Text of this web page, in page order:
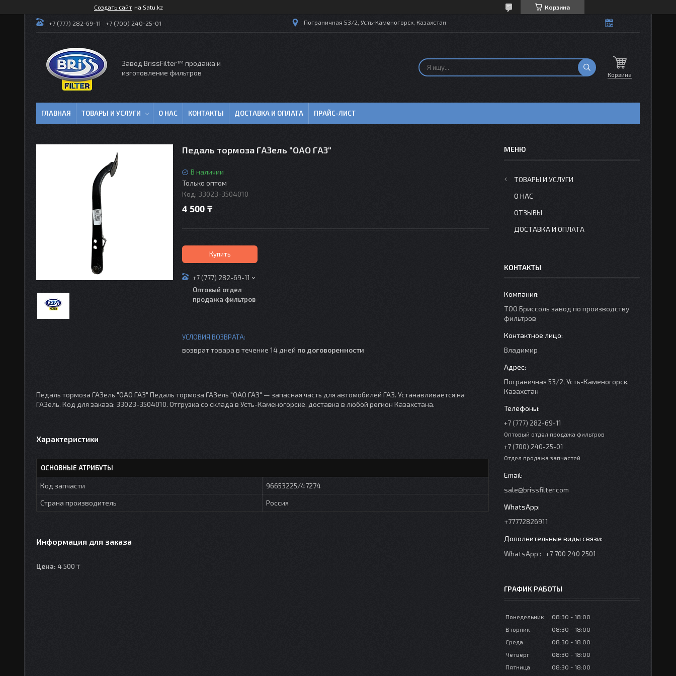
Создать сайт на Satu.kz Корзина
+7 (777) 282-69-11 +7 (700) 240-25-01 Пограничная 53/2, Усть-Каменогорск, Казахстан
Завод BrissFilter™ продажа и
изготовление фильтров
Корзина
ГЛАВНАЯ ТОВАРЫ И УСЛУГИ О НАС КОНТАКТЫ ДОСТАВКА И ОПЛАТА ПРАЙС-ЛИСТ
Педаль тормоза ГАЗель "ОАО ГАЗ"
В наличии
Только оптом
Код: 33023-3504010
4 500 ₸
Купить
+7 (777) 282-69-11
Оптовый отдел
продажа фильтров
возврат товара в течение 14 дней по договоренности
Педаль тормоза ГАЗель "ОАО ГАЗ" Педаль тормоза ГАЗель "ОАО ГАЗ" — запасная часть для автомобилей ГАЗ. Устанавливается на
ГАЗель. Код для заказа: 33023-3504010. Отгрузка со склада в Усть-Каменогорске, доставка в любой регион Казахстана.
Характеристики
ОСНОВНЫЕ АТРИБУТЫ
Код запчасти
96653225/47274
Страна производитель
Россия
Информация для заказа
Цена: 4 500 ₸
ТОВАРЫ И УСЛУГИ
О НАС
ОТЗЫВЫ
ДОСТАВКА И ОПЛАТА
КОНТАКТЫ
ТОО Бриссоль завод по производству
фильтров
Владимир
Пограничная 53/2, Усть-Каменогорск,
Казахстан
+7 (777) 282-69-11
Оптовый отдел продажа фильтров
+7 (700) 240-25-01
Отдел продажа запчастей
sale@brissfilter.com
+77772826911
WhatsApp +7 700 240 2501
ГРАФИК РАБОТЫ
Понедельник 08:30
18:00
Вторник
08:30
18:00
Среда
08:30
18:00
Четверг
08:30
18:00
Пятница
08:30 18:00